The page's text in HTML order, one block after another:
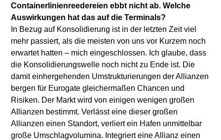
Containerlinienreedereien ebbt nicht ab. Welche
Auswirkungen hat das auf die Terminals?
In Bezug auf Konsolidierung ist in der letzten Zeit viel
mehr passiert, als die meisten von uns vor Kurzem noch
erwartet hatten – mich eingeschlossen. Ich glaube, dass
die Konsolidierungswelle noch nicht zu Ende ist. Die
damit einhergehenden Umstrukturierungen der Allianzen
bergen für Eurogate gleichermaßen Chancen und
Risiken. Der Markt wird von einigen wenigen großen
Allianzen bestimmt. Verlässt eine dieser großen
Allianzen einen Standort, verliert ein Hafen unmittelbar
große Umschlagvolumina. Integriert eine Allianz einen